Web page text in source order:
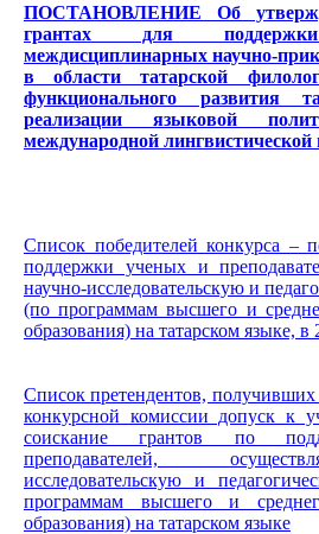
ПОСТАНОВЛЕНИЕ Об
грантах для
междисциплинарных научно-
в области татарской
функционального развития
реализации языковой
международной
Список победителей конкурса –
поддержки ученых и
научно-исследовательскую и
(по программам высшего и
образования) на татарском языке, в
Список претендентов,
конкурсной комиссии допуск к
соискание грантов по
преподавателей,
исследовательскую и
программам высшего и
образования) на татарском языке